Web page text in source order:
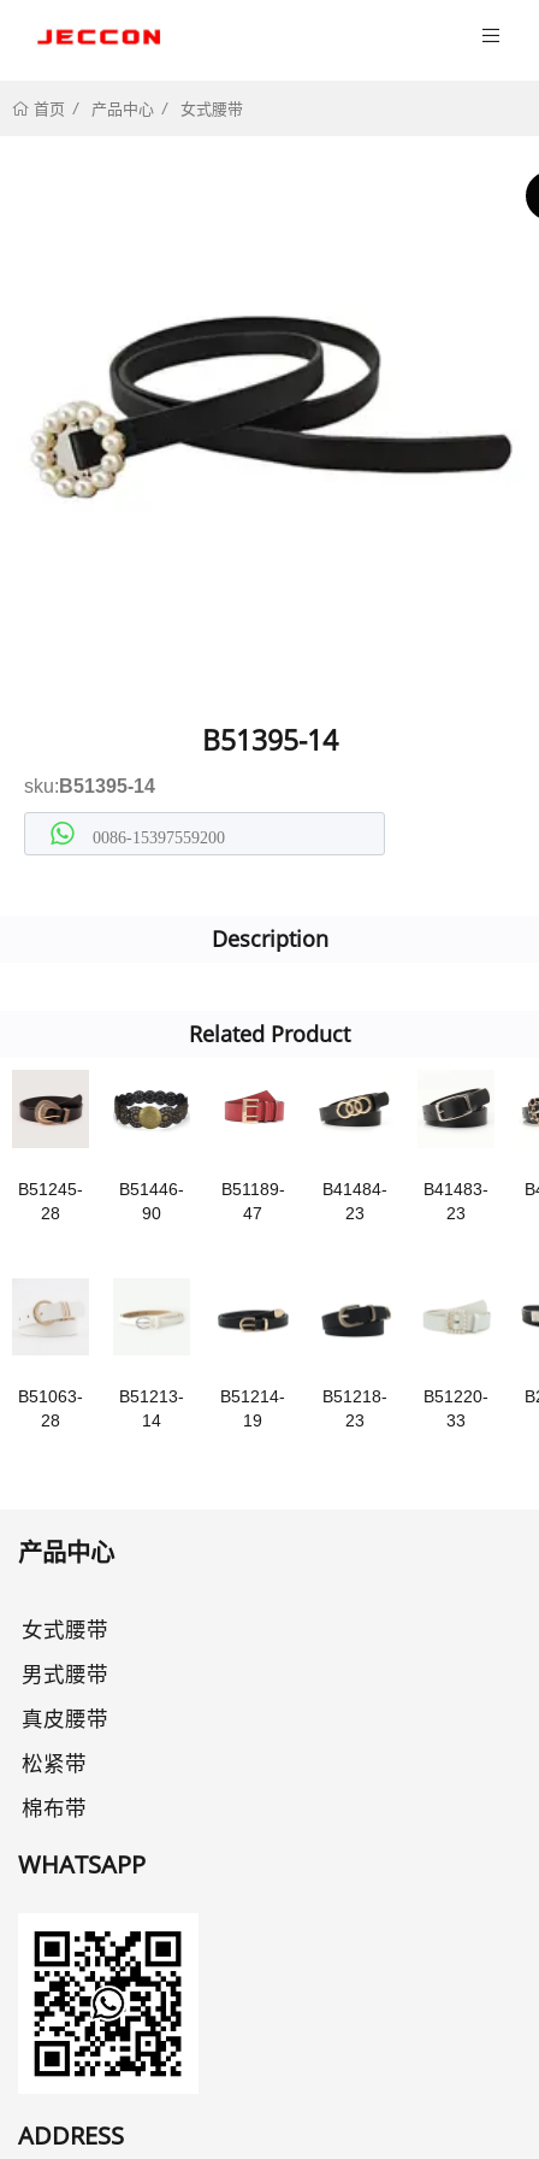
首页 产品中心 女式腰带
B51395-14
sku: B51395-14
0086-15397559200
Description
Related Product
B51245-
28
B51446-
90
B51189-
47
B41484-
23
B41483-
23
B51063-
28
B51213-
14
B51214-
19
B51218-
23
B51220-
33
产品中心
女式腰带
男式腰带
真皮腰带
松紧带
棉布带
WHATSAPP
ADDRESS